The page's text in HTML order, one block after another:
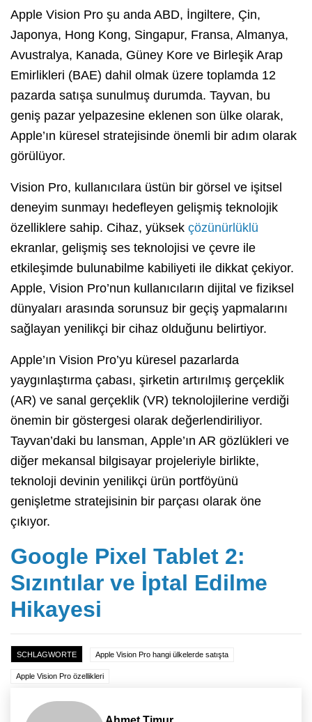
Apple Vision Pro şu anda ABD, İngiltere, Çin,
Japonya, Hong Kong, Singapur, Fransa, Almanya,
Avustralya, Kanada, Güney Kore ve Birleşik Arap
Emirlikleri (BAE) dahil olmak üzere toplamda 12
pazarda satışa sunulmuş durumda. Tayvan, bu
geniş pazar yelpazesine eklenen son ülke olarak,
Apple’ın küresel stratejisinde önemli bir adım olarak
görülüyor.
Vision Pro, kullanıcılara üstün bir görsel ve işitsel
deneyim sunmayı hedefleyen gelişmiş teknolojik
özelliklere sahip. Cihaz, yüksek çözünürlüklü
ekranlar, gelişmiş ses teknolojisi ve çevre ile
etkileşimde bulunabilme kabiliyeti ile dikkat çekiyor.
Apple, Vision Pro’nun kullanıcıların dijital ve fiziksel
dünyaları arasında sorunsuz bir geçiş yapmalarını
sağlayan yenilikçi bir cihaz olduğunu belirtiyor.
Apple’ın Vision Pro’yu küresel pazarlarda
yaygınlaştırma çabası, şirketin artırılmış gerçeklik
(AR) ve sanal gerçeklik (VR) teknolojilerine verdiği
önemin bir göstergesi olarak değerlendiriliyor.
Tayvan’daki bu lansman, Apple’ın AR gözlükleri ve
diğer mekansal bilgisayar projeleriyle birlikte,
teknoloji devinin yenilikçi ürün portföyünü
genişletme stratejisinin bir parçası olarak öne
çıkıyor.
Google Pixel Tablet 2:
Sızıntılar ve İptal Edilme
Hikayesi
SCHLAGWORTE Apple Vision Pro hangi ülkelerde satışta
Apple Vision Pro özellikleri